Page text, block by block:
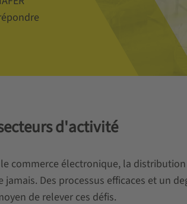
d'activité
commerce électronique, la
Des processus efficaces et un
de relever ces défis.